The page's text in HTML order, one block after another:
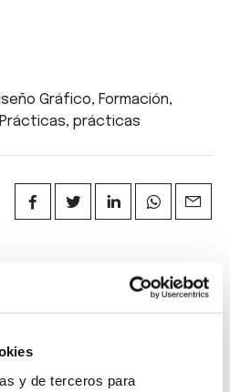
y de terceros para
Gráfico, Formación,
prácticas